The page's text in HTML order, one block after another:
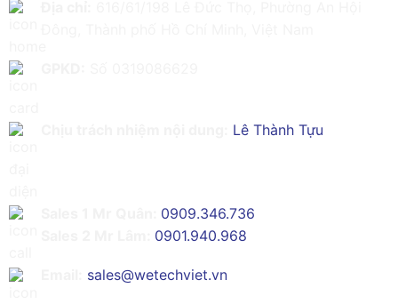
Lê Thành Tựu
0909.346.736
0901.940.968
sales@wetechviet.vn